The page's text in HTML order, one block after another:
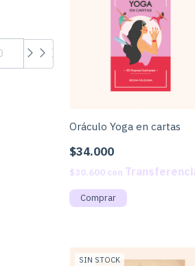
Oráculo Yoga en cartas
$34.000
$30.600 con
SIN STOCK